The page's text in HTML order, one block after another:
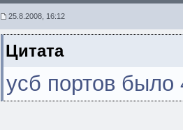
25.8.2008, 16:12
Цитата
усб портов было